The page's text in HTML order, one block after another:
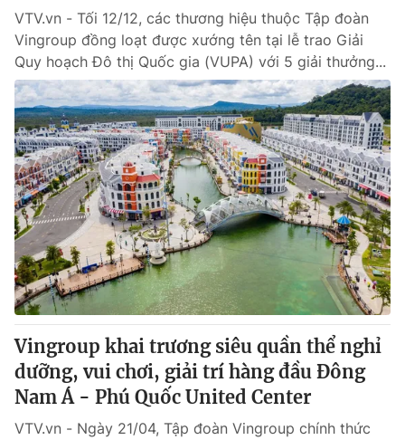
VTV.vn - Tối 12/12, các thương hiệu thuộc Tập đoàn
Vingroup đồng loạt được xướng tên tại lễ trao Giải
Quy hoạch Đô thị Quốc gia (VUPA) với 5 giải thưởng...
Vingroup khai trương siêu quần thể nghỉ
dưỡng, vui chơi, giải trí hàng đầu Đông
Nam Á - Phú Quốc United Center
VTV.vn - Ngày 21/04, Tập đoàn Vingroup chính thức